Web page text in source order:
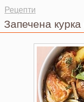
Ви тут
Рецепти
Запечена курка